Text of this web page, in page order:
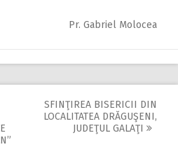
Pr. Gabriel Molocea
SFINŢIREA BISERICII DIN
LOCALITATEA DRĂGUŞENI,
JUDEŢUL GALAŢI